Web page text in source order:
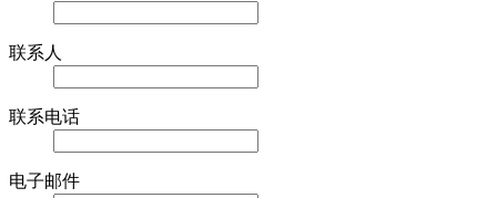
联系人
联系电话
电子邮件